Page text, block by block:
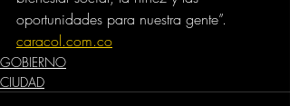
oportunidades para nuestra gente”.
caracol.com.co
GOBIERNO
CIUDAD